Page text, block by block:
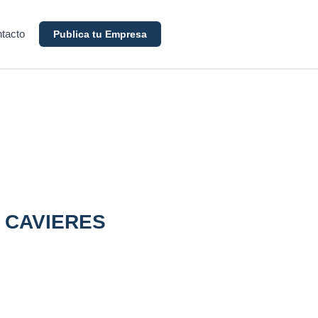
Publica tu Empresa